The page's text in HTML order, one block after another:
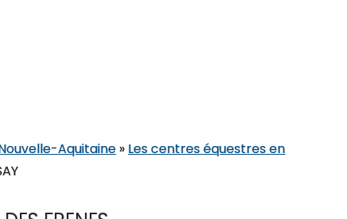
Aquitaine » Les centres équestres en